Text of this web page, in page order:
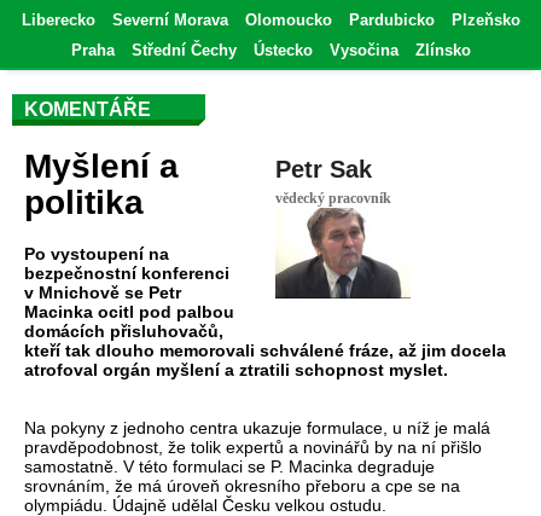
Liberecko
Severní Morava Olomoucko Pardubicko
Plzeňsko
Praha
Střední Čechy Ústecko Vysočina Zlínsko
KOMENTÁŘE
Petr Sak
vědecký pracovník
Myšlení a
politika
Po vystoupení na
bezpečnostní konferenci
v Mnichově se Petr
Macinka ocitl pod palbou
domácích přisluhovačů,
kteří tak dlouho memorovali schválené fráze, až jim docela
atrofoval orgán myšlení a ztratili schopnost myslet.
Na pokyny z jednoho centra ukazuje formulace, u níž je malá
pravděpodobnost, že tolik expertů a novinářů by na ní přišlo
samostatně. V této formulaci se P. Macinka degraduje
srovnáním, že má úroveň okresního přeboru a cpe se na
olympiádu. Údajně udělal Česku velkou ostudu.